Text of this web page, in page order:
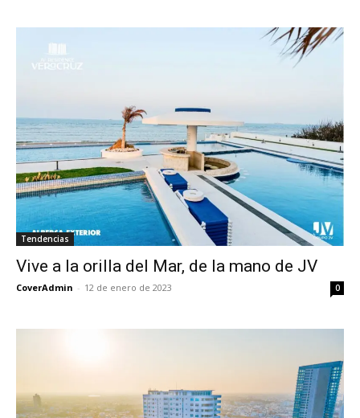
Tendencias
Vive a la orilla del Mar, de la mano de JV
CoverAdmin - 12 de enero de 2023 0